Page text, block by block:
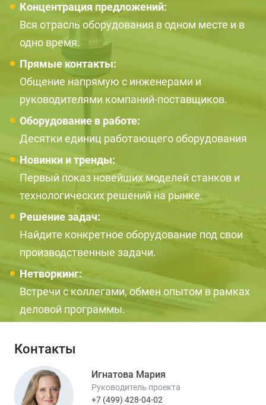
Концентрация предложений:
Вся отрасль оборудования в одном месте и в
одно время.
Прямые контакты:
Общение напрямую с инженерами и
руководителями компаний-поставщиков.
Оборудование в работе:
Десятки единиц работающего оборудования
Новинки и тренды:
Первый показ новейших моделей станков и
технологических решений на рынке.
Решение задач:
Найдите конкретное оборудование под свои
производственные задачи.
Нетворкинг:
Встречи с коллегами, обмен опытом в рамках
деловой программы.
Контакты
Игнатова Мария
Руководитель проекта
+7 (499) 428-04-02